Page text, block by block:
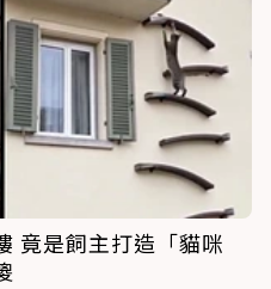
竟是飼主打造「貓咪